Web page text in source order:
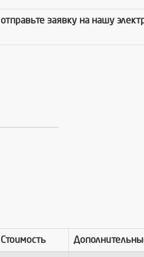
заявку на нашу
Стоимость